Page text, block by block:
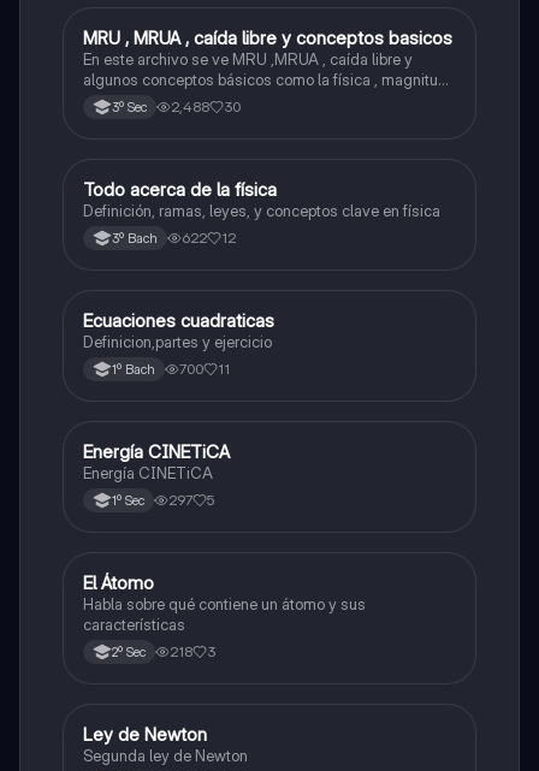
Física
MRU , MRUA , caída libre y conceptos basicos
En este archivo se ve MRU ,MRUA , caída libre y
algunos conceptos básicos como la física , magnitud ,
fenómenos físico , etc...
3º Sec 2,488 30
Física
Todo acerca de la física
Definición, ramas, leyes, y conceptos clave en física
3º Bach 622 12
Física
Ecuaciones cuadraticas
Definicion,partes y ejercicio
1º Bach 700 11
Física
Energía CINETiCA
Energía CINETiCA
1º Sec 297 5
Física
El Átomo
Habla sobre qué contiene un átomo y sus
características
2º Sec 218 3
Física
Ley de Newton
Segunda ley de Newton